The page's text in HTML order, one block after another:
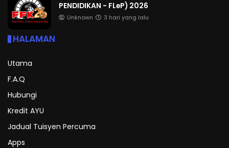
PENDIDIKAN - FLeP) 2026
Unknown 3 hari yang lalu
HALAMAN
Utama
F.A.Q
Hubungi
Kredit AYU
Jadual Tuisyen Percuma
Apps